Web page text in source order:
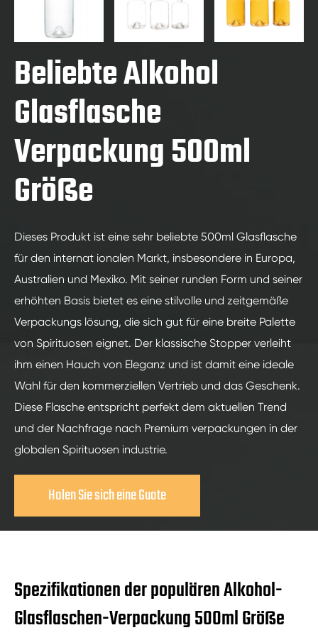
Beliebte Alkohol
Glasflasche
Verpackung 500ml
Größe
Dieses Produkt ist eine sehr beliebte 500ml Glasflasche
für den internat ionalen Markt, insbesondere in Europa,
Australien und Mexiko. Mit seiner runden Form und seiner
erhöhten Basis bietet es eine stilvolle und zeitgemäße
Verpackungs lösung, die sich gut für eine breite Palette
von Spirituosen eignet. Der klassische Stopper verleiht
ihm einen Hauch von Eleganz und ist damit eine ideale
Wahl für den kommerziellen Vertrieb und das Geschenk.
Diese Flasche entspricht perfekt dem aktuellen Trend
und der Nachfrage nach Premium verpackungen in der
globalen Spirituosen industrie.
Holen Sie sich eine Guote
Spezifikationen der populären Alkohol-
Glasflaschen-Verpackung 500ml Größe